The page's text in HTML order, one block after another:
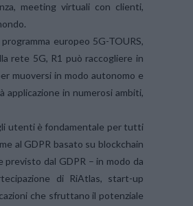
meeting virtuali con clienti,
europeo 5G-TOURS,
rete 5G, R1 può raccogliere in
muoversi in modo autonomo e
in numerosi ambiti,
utenti è fondamentale per tutti
al GDPR basato su blockchain
dal GDPR – in modo da
di RiAtlas, start-up
che sfruttano il potenziale